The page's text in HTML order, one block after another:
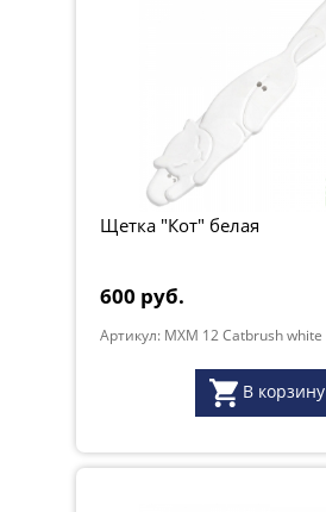
Щетка "Кот" белая
600 руб.
Артикул: MXM 12 Catbrush white
В корзину